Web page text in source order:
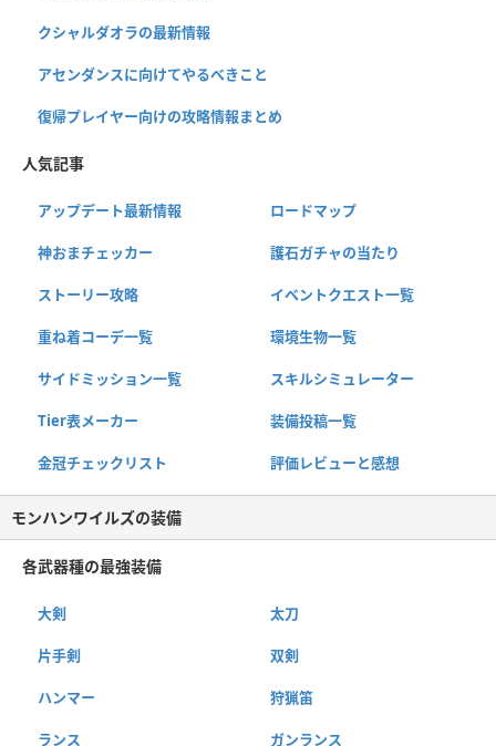
クシャルダオラの最新情報
アセンダンスに向けてやるべきこと
復帰プレイヤー向けの攻略情報まとめ
人気記事
アップデート最新情報 ロードマップ
神おまチェッカー 護石ガチャの当たり
ストーリー攻略 イベントクエスト一覧
重ね着コーデ一覧 環境生物一覧
サイドミッション一覧 スキルシミュレーター
Tier表メーカー 装備投稿一覧
金冠チェックリスト 評価レビューと感想
モンハンワイルズの装備
各武器種の最強装備
大剣 太刀
片手剣 双剣
ハンマー 狩猟笛
ランス ガンランス